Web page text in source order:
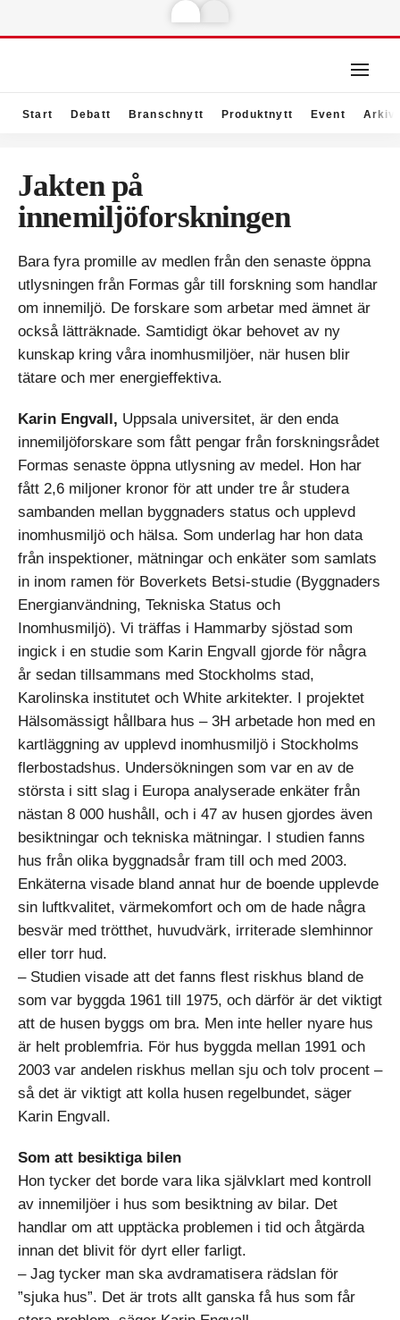
Start Debatt Branschnytt Produktnytt Event Arkiv
Jakten på
innemiljöforskningen
Bara fyra promille av medlen från den senaste öppna
utlysningen från Formas går till forskning som handlar
om innemiljö. De forskare som arbetar med ämnet är
också lätträknade. Samtidigt ökar behovet av ny
kunskap kring våra inomhusmiljöer, när husen blir
tätare och mer energieffektiva.
Karin Engvall, Uppsala universitet, är den enda
innemiljöforskare som fått pengar från forskningsrådet
Formas senaste öppna utlysning av medel. Hon har
fått 2,6 miljoner kronor för att under tre år studera
sambanden mellan byggnaders status och upplevd
inomhusmiljö och hälsa. Som underlag har hon data
från inspektioner, mätningar och enkäter som samlats
in inom ramen för Boverkets Betsi-studie (Byggnaders
Energianvändning, Tekniska Status och
Inomhusmiljö). Vi träffas i Hammarby sjöstad som
ingick i en studie som Karin Engvall gjorde för några
år sedan tillsammans med Stockholms stad,
Karolinska institutet och White arkitekter. I projektet
Hälsomässigt hållbara hus – 3H arbetade hon med en
kartläggning av upplevd inomhusmiljö i Stockholms
flerbostadshus. Undersökningen som var en av de
största i sitt slag i Europa analyserade enkäter från
nästan 8 000 hushåll, och i 47 av husen gjordes även
besiktningar och tekniska mätningar. I studien fanns
hus från olika byggnadsår fram till och med 2003.
Enkäterna visade bland annat hur de boende upplevde
sin luftkvalitet, värmekomfort och om de hade några
besvär med trötthet, huvudvärk, irriterade slemhinnor
eller torr hud.
– Studien visade att det fanns flest riskhus bland de
som var byggda 1961 till 1975, och därför är det viktigt
att de husen byggs om bra. Men inte heller nyare hus
är helt problemfria. För hus byggda mellan 1991 och
2003 var andelen riskhus mellan sju och tolv procent –
så det är viktigt att kolla husen regelbundet, säger
Karin Engvall.
Som att besiktiga bilen
Hon tycker det borde vara lika självklart med kontroll
av innemiljöer i hus som besiktning av bilar. Det
handlar om att upptäcka problemen i tid och åtgärda
innan det blivit för dyrt eller farligt.
– Jag tycker man ska avdramatisera rädslan för
”sjuka hus”. Det är trots allt ganska få hus som får